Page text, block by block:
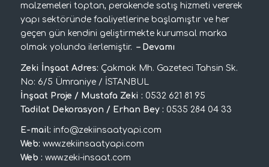
malzemeleri toptan, perakende satış hizmeti vererek
yapı sektöründe faaliyetlerine başlamıştır ve her
geçen gün kendini geliştirmekte kurumsal marka
olmak yolunda ilerlemiştir.– Devamı
Zeki İnşaat Adres: Çakmak Mh. Gazeteci Tahsin Sk.
No: 6/5 Ümraniye / İSTANBUL
İnşaat Proje / Mustafa Zeki : 0532 621 81 95
Tadilat Dekorasyon / Erhan Bey : 0535 284 04 33
E-mail: info@zekiinsaatyapi.com
Web: www.zekiinsaatyapi.com
Web : www.zeki-insaat.com